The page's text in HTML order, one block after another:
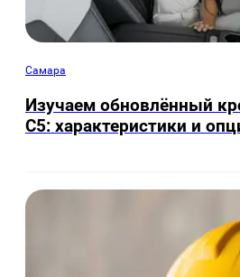
Самара
Изучаем обновлённый
C5: характеристики и